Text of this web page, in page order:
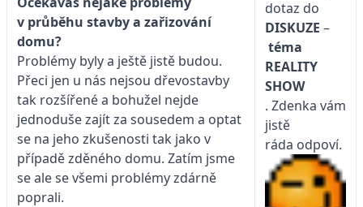
v průběhu stavby a zařizování
domu?
Problémy byly a ještě jistě budou.
Přeci jen u nás nejsou dřevostavby
tak rozšířené a bohužel nejde
jednoduše zajít za sousedem a optat
se na jeho zkušenosti tak jako v
případě zděného domu. Zatím jsme
se ale se všemi problémy zdárně
poprali.
dotaz do
DISKUZE –
téma
REALITY
SHOW
. Zdenka vám
jistě
ráda odpoví.